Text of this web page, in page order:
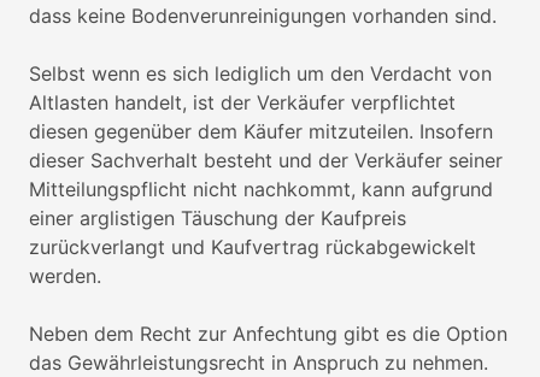
dass keine Bodenverunreinigungen vorhanden sind.
Selbst wenn es sich lediglich um den Verdacht von
Altlasten handelt, ist der Verkäufer verpflichtet
diesen gegenüber dem Käufer mitzuteilen. Insofern
dieser Sachverhalt besteht und der Verkäufer seiner
Mitteilungspflicht nicht nachkommt, kann aufgrund
einer arglistigen Täuschung der Kaufpreis
zurückverlangt und Kaufvertrag rückabgewickelt
werden.
Neben dem Recht zur Anfechtung gibt es die Option
das Gewährleistungsrecht in Anspruch zu nehmen.